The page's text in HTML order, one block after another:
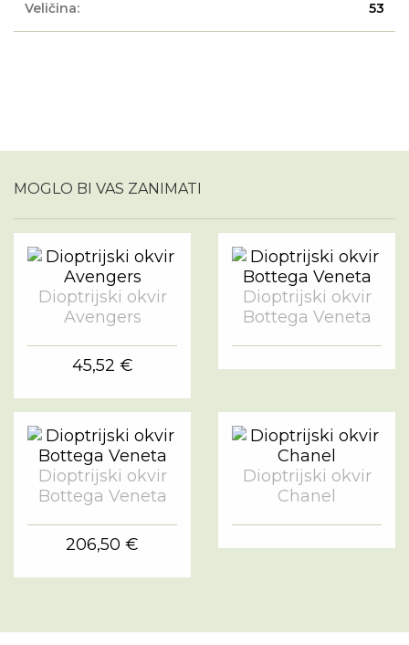
Veličina: 53
MOGLO BI VAS ZANIMATI
Dioptrijski okvir
Avengers
45,52 €
Dioptrijski okvir
Bottega Veneta
Dioptrijski okvir
Bottega Veneta
206,50 €
Dioptrijski okvir
Chanel